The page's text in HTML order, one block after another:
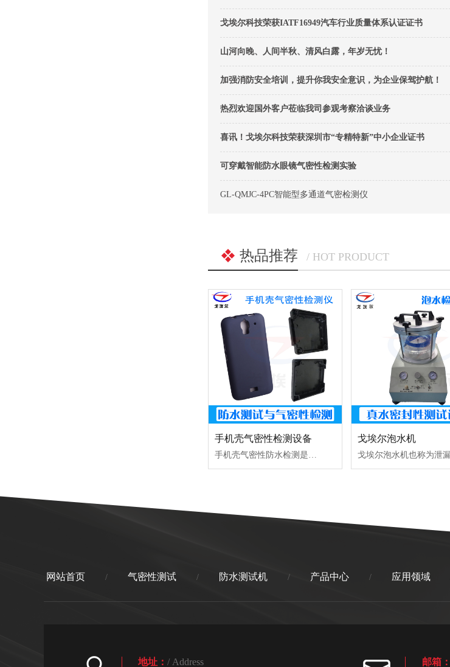
戈埃尔科技荣获IATF16949汽车行业质量体系认证证书
山河向晚、人间半秋、清风白露，年岁无忧！
加强消防安全培训，提升你我安全意识，为企业保驾护航！
热烈欢迎国外客户莅临我司参观考察洽谈业务
喜讯！戈埃尔科技荣获深圳市“专精特新”中小企业证书
可穿戴智能防水眼镜气密性检测实验
GL-QMJC-4PC智能型多通道气密检测仪
热品推荐 / HOT PRODUCT
手机壳气密性检测设备 戈埃尔泡水机
网站首页 / 气密性测试 / 防水测试机 / 产品中心 / 应用领域
地址： / Address 邮箱：